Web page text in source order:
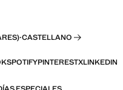
·CASTELLANO
SPOTIFYPINTERESTXLINKEDIN